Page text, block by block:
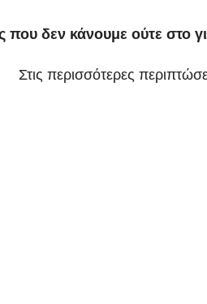
που δεν κάνουμε ούτε στο
Στις περισσότερες